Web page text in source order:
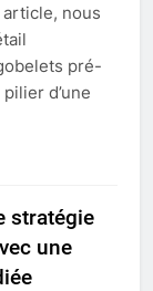
nous
pré-
d’une
stratégie
une